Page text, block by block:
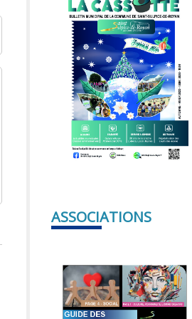
ASSOCIATIONS